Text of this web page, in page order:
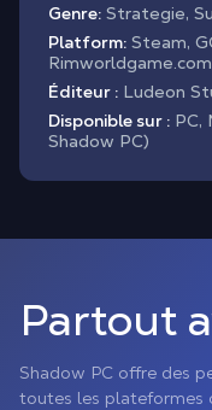
Genre: Strategie,
Platform: Steam,
Rimworldgame.com
Éditeur : Ludeon
Disponible sur : PC,
Shadow PC)
Partout
Shadow PC offre des
toutes les plateformes